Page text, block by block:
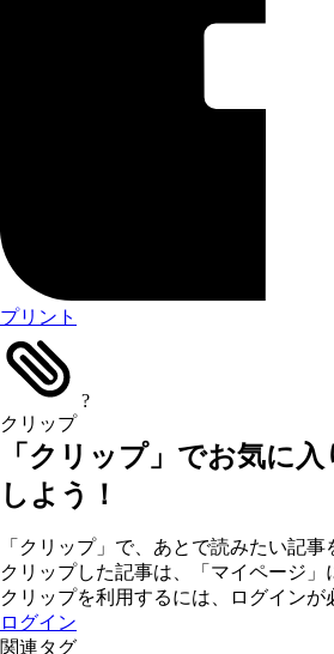
プリント
クリップ
?
「クリップ」でお気に
しよう！
「クリップ」で、あとで読みたい記事
クリップした記事は、「マイページ」
クリップを利用するには、ログインが
ログイン
関連タグ